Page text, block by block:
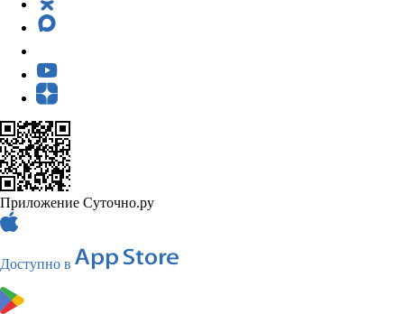
Приложение Суточно.ру
Доступно в